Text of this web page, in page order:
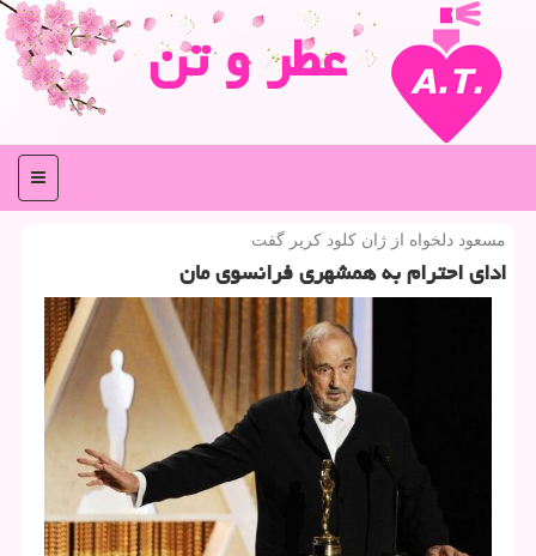
عطر و تن
منو
مسعود دلخواه از ژان كلود كریر گفت
ادای احترام به همشهری فرانسوی مان